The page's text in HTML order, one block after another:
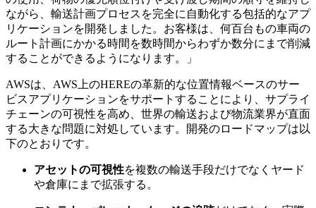
ながら、輸送計画プロセスを完全に自動化する包括的なアプ
リケーションを開発しました。お客様は、何百台もの車両の
ルート計画にかかる時間を数時間からわずか数分にまで削減
することができるようになります。」
AWSは、AWS上のHEREの革新的な位置情報ベースのサー
ビスアプリケーションをサポートすることにより、サプライ
チェーンの可視性を高め、世界の輸送および物流業界が直面
する大きな問題に対処しています。開発のロードマップは以
下のとおりです。
アセットの可視性を複数の輸送手段だけでなくヤード
や倉庫にまで拡張する。